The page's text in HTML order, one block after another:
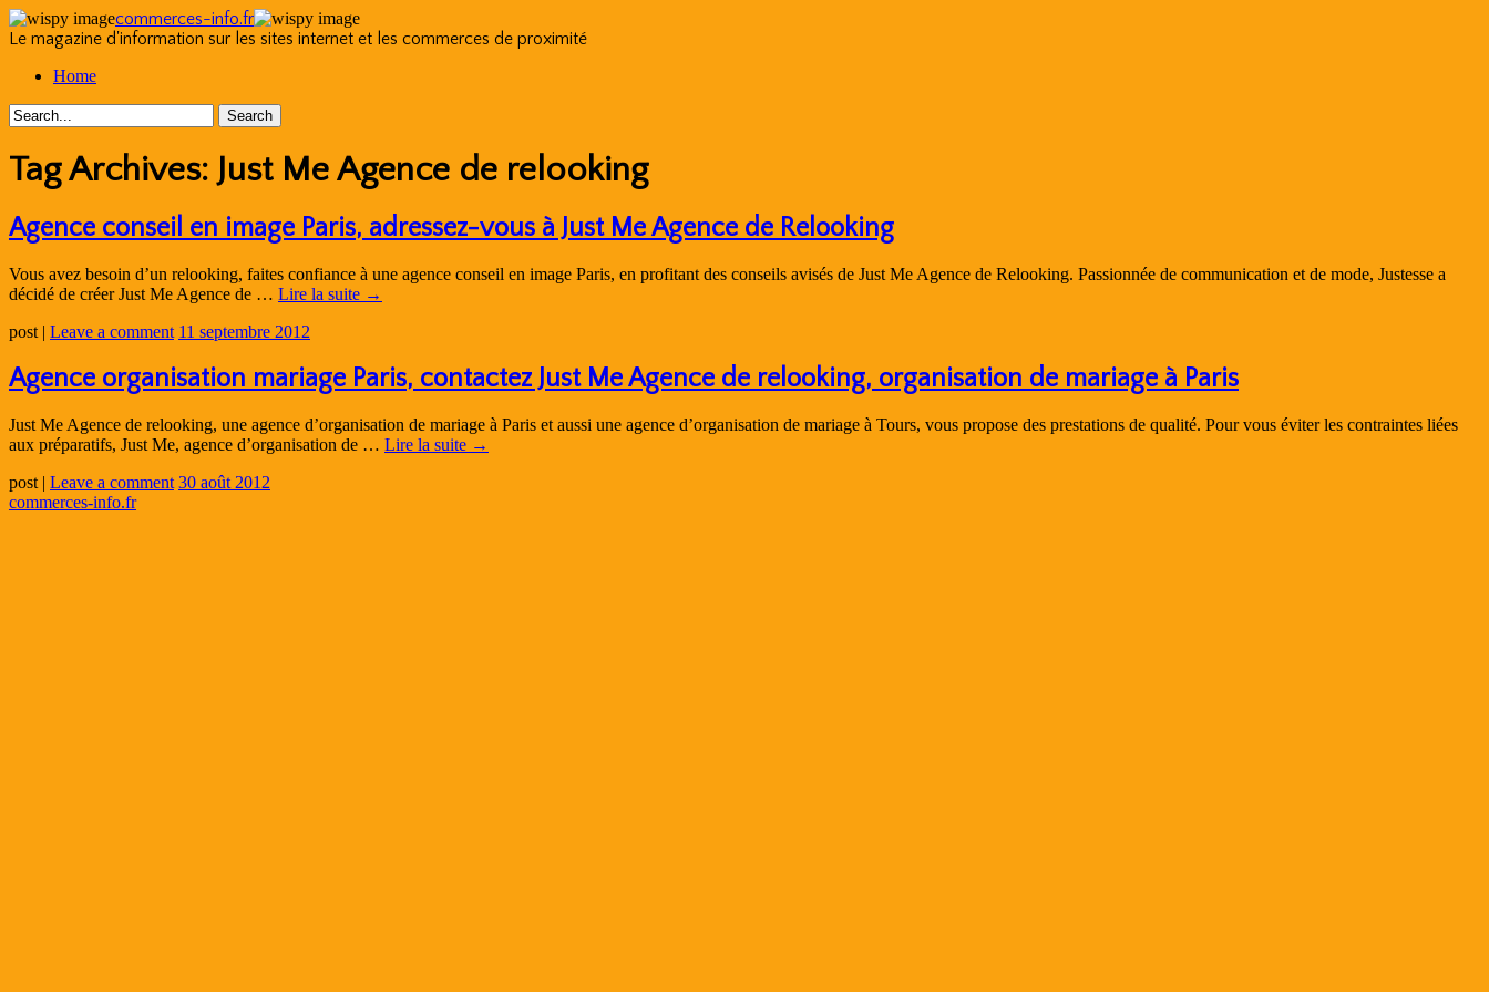
commerces-info.fr
Le magazine d'information sur les sites internet et les commerces de proximité
Skip
content
Home
Tag Archives: Just Me Agence de relooking
Agence conseil en image Paris, adressez-vous à Just Me Agence de Relooking
Vous avez besoin d’un relooking, faites confiance à une agence conseil en image Paris, en profitant des conseils avisés de Just Me Agence de Relooking. Passionnée de communication et de mode, Justesse a
décidé de créer Just Me Agence de … Lire la suite →
post | Leave a comment 11 septembre 2012
Agence organisation mariage Paris, contactez Just Me Agence de relooking, organisation de mariage à Paris
Just Me Agence de relooking, une agence d’organisation de mariage à Paris et aussi une agence d’organisation de mariage à Tours, vous propose des prestations de qualité. Pour vous éviter les contraintes liées
aux préparatifs, Just Me, agence d’organisation de … Lire la suite →
post | Leave a comment 30 août 2012
commerces-info.fr